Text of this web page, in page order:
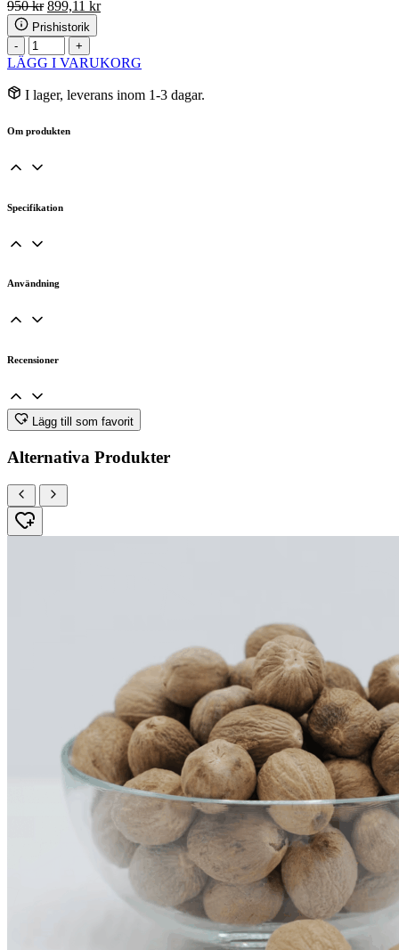
950kr Det
ursprungliga
priset
var:
950 kr.
899,11 krDet
899,11 kr.
Prishistorik
-
Jordmandel/Chufanuts
Skalade
5kg
mängd
+
LÄGG I VARUKORG
I lager, leverans inom 1-3 dagar.
Om produkten
Specifikation
Användning
Recensioner
Lägg till som favorit
Alternativa Produkter